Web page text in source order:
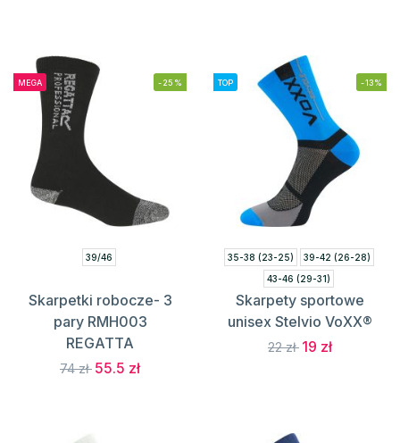
MEGA -25%
39/46
Skarpetki robocze- 3
pary RMH003
REGATTA
74 zł 55.5 zł
TOP -13%
35-38 (23-25)
39-42 (26-28)
43-46 (29-31)
Skarpety sportowe
unisex Stelvio VoXX®
22 zł 19 zł